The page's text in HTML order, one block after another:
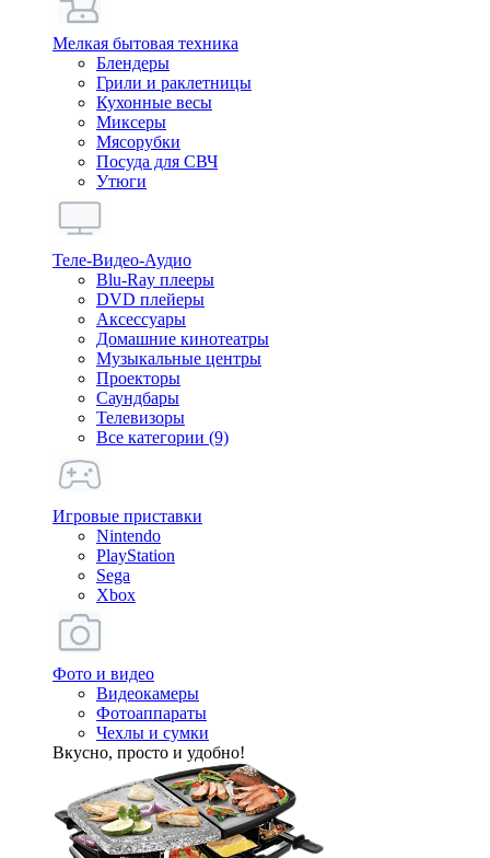
Мелкая бытовая техника
Блендеры
Грили и раклетницы
Кухонные весы
Миксеры
Мясорубки
Посуда для СВЧ
Утюги
Теле-Видео-Аудио
Blu-Ray плееры
DVD плейеры
Аксессуары
Домашние кинотеатры
Музыкальные центры
Проекторы
Саундбары
Телевизоры
Все категории (9)
Игровые приставки
Nintendo
PlayStation
Sega
Xbox
Фото и видео
Видеокамеры
Фотоаппараты
Чехлы и сумки
Вкусно, просто и удобно!